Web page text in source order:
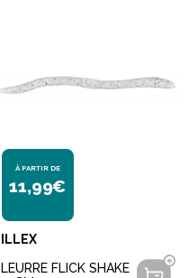
À PARTIR DE
11,99€
ILLEX
LEURRE FLICK SHAKE